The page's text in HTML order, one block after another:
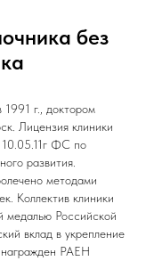
без
1991 г., доктором
Лицензия клиники
ФС по
развития.
методами
Коллектив клиники
медалью Российской
вклад в укрепление
награжден РАЕН